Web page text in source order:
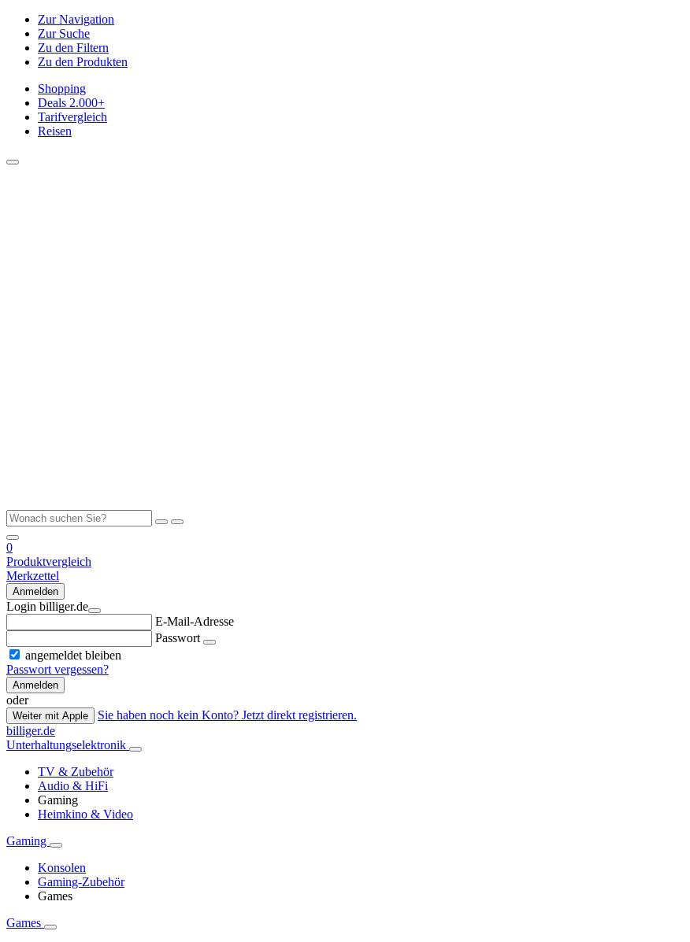
Zur Navigation
Zur Suche
Zu den Filtern
Zu den Produkten
Shopping
Deals 2.000+
Tarifvergleich
Reisen
0
Produktvergleich
Merkzettel
Anmelden
Login billiger.de
E-Mail-Adresse
Passwort
angemeldet bleiben
Passwort vergessen?
Anmelden
oder
Weiter mit Apple
Sie haben noch kein Konto? Jetzt direkt registrieren.
billiger.de
Unterhaltungselektronik
TV & Zubehör
Audio & HiFi
Gaming
Heimkino & Video
Gaming
Konsolen
Gaming-Zubehör
Games
Games